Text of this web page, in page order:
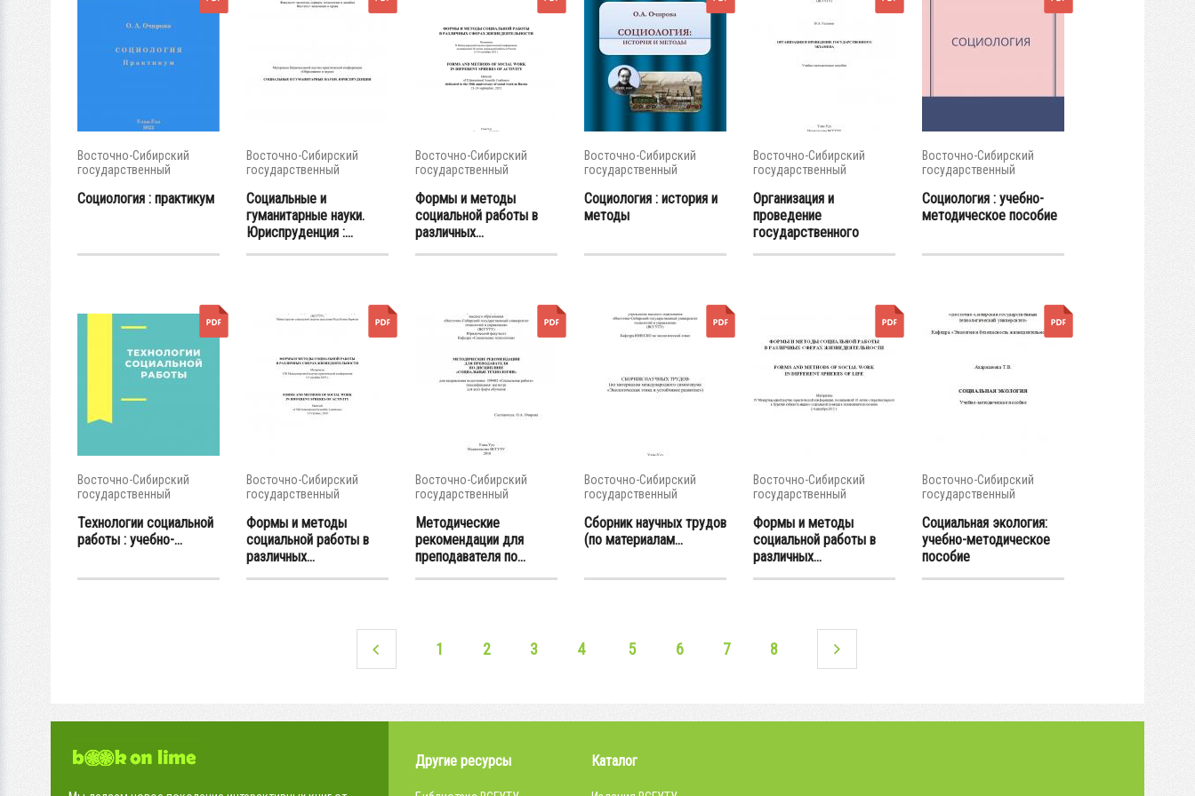
Восточно-Сибирский
государственный
Социология : практикум
Восточно-Сибирский
государственный
Социальные и
гуманитарные науки.
Юриспруденция :...
Восточно-Сибирский
государственный
Формы и методы
социальной работы в
различных...
Восточно-Сибирский
государственный
Социология : история и
методы
Восточно-Сибирский
государственный
Организация и
проведение
государственного
экзамена
Восточно-Сибирский
государственный
Социология : учебно-
методическое пособие
Восточно-Сибирский
государственный
Технологии социальной
работы : учебно-...
Восточно-Сибирский
государственный
Формы и методы
социальной работы в
различных...
Восточно-Сибирский
государственный
Методические
рекомендации для
преподавателя по...
Восточно-Сибирский
государственный
Сборник научных трудов
(по материалам...
Восточно-Сибирский
государственный
Формы и методы
социальной работы в
различных...
Восточно-Сибирский
государственный
Социальная экология:
учебно-методическое
пособие
1 2 3 4 5 6 7 8
Другие ресурсы Каталог